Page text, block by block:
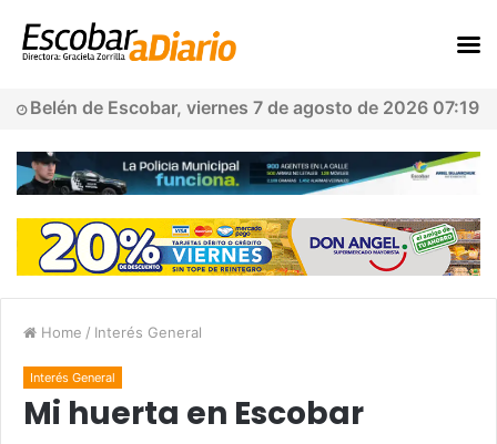
Belén de Escobar, viernes 7 de agosto de 2026 07:19
Home / Interés General
Interés General
Mi huerta en Escobar